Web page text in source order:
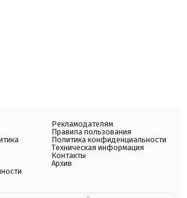
Рекламодателям
Правила пользования
Политика конфиденциальности
Техническая информация
Контакты
Архив